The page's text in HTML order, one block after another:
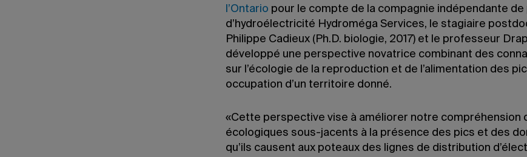
l’Ontario pour le compte de la compagnie indépendante
d’hydroélectricité Hydroméga Services, le stagiaire
Philippe Cadieux (Ph.D. biologie, 2017) et le professeur
développé une perspective novatrice combinant des
sur l’écologie de la reproduction et de l’alimentation des
occupation d’un territoire donné.
«Cette perspective vise à améliorer notre compréhension
écologiques sous-jacents à la présence des pics et des
qu’ils causent aux poteaux des lignes de distribution